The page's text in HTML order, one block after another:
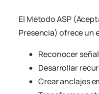
El Método ASP
Presencia) ofrece un
Reconocer
Desarrollar
Crear anclajes